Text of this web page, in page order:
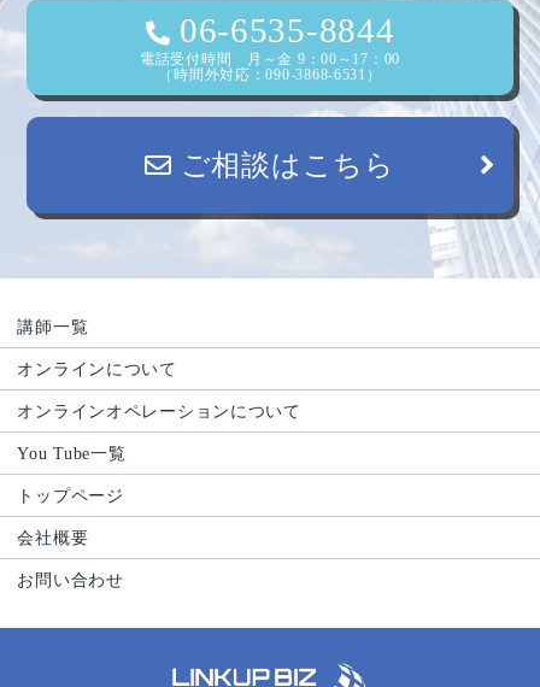
06-6535-8844
電話受付時間 月～金 9：00～17：00
（時間外対応：090-3868-6531）
ご相談はこちら
講師一覧
オンラインについて
オンラインオペレーションについて
You Tube一覧
トップページ
会社概要
お問い合わせ